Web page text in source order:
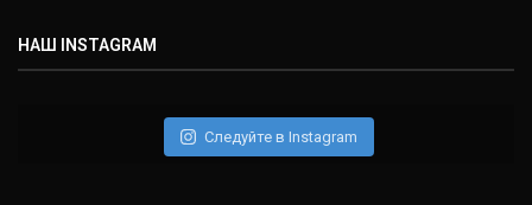
НАШ INSTAGRAM
Следуйте в Instagram